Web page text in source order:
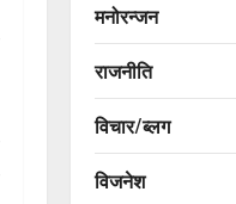
मनोरन्जन
राजनीति
विचार/ब्लग
विजनेश